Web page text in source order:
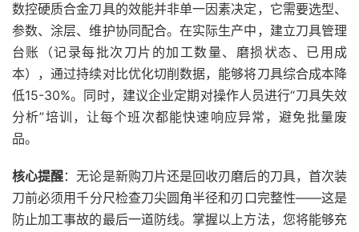
数控硬质合金刀具的效能并非单一因素决定，它需要选型、
参数、涂层、维护协同配合。在实际生产中，建立刀具管理
台账（记录每批次刀片的加工数量、磨损状态、已用成
本），通过持续对比优化切削数据，能够将刀具综合成本降
低15-30%。同时，建议企业定期对操作人员进行“刀具失效
分析”培训，让每个班次都能快速响应异常，避免批量废
品。
核心提醒：无论是新购刀片还是回收刃磨后的刀具，首次装
刀前必须用千分尺检查刀尖圆角半径和刃口完整性——这是
防止加工事故的最后一道防线。掌握以上方法，您将能够充